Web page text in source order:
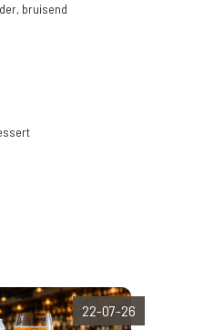
bruisend
22-07-26